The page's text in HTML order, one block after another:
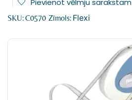
Pievienot vēlmju sarakstam
SKU:C0570 Zīmols: Flexi